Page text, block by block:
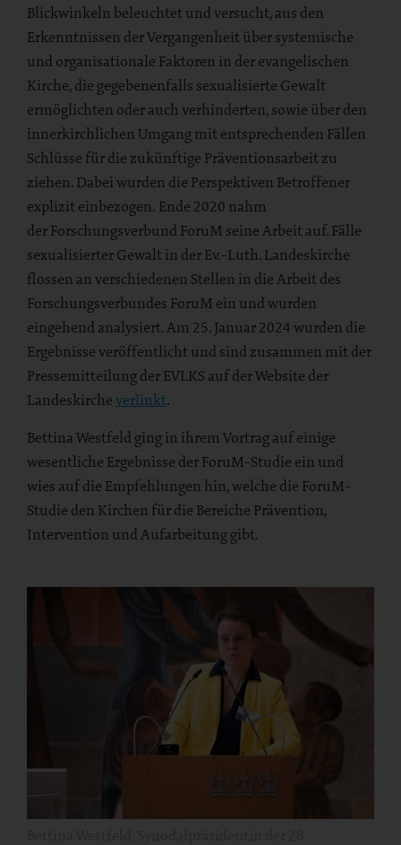
Blickwinkeln beleuchtet und versucht, aus den
Erkenntnissen der Vergangenheit über systemische
und organisationale Faktoren in der evangelischen
Kirche, die gegebenenfalls sexualisierte Gewalt
ermöglichten oder auch verhinderten, sowie über den
innerkirchlichen Umgang mit entsprechenden Fällen
Schlüsse für die zukünftige Präventionsarbeit zu
ziehen. Dabei wurden die Perspektiven Betroffener
explizit einbezogen. Ende 2020 nahm
der Forschungsverbund ForuM seine Arbeit auf. Fälle
sexualisierter Gewalt in der Ev.-Luth. Landeskirche
flossen an verschiedenen Stellen in die Arbeit des
Forschungsverbundes ForuM ein und wurden
eingehend analysiert. Am 25. Januar 2024 wurden die
Ergebnisse veröffentlicht und sind zusammen mit der
Pressemitteilung der EVLKS auf der Website der
Landeskircheverlinkt.
Bettina Westfeld ging in ihrem Vortrag auf einige
wesentliche Ergebnisse der ForuM-Studie ein und
wies auf die Empfehlungen hin, welche die ForuM-
Studie den Kirchen für die Bereiche Prävention,
Intervention und Aufarbeitung gibt.